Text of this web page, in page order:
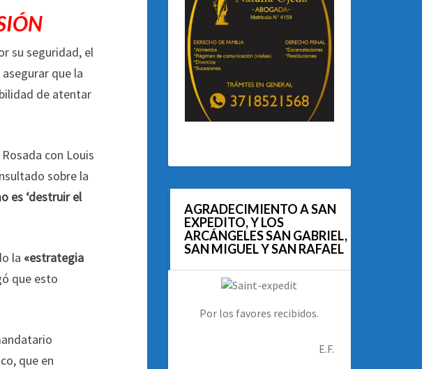
su seguridad, el
que la
de atentar
con Louis
sobre la
es ‘destruir el
la «estrategia
que esto
que en
AGRADECIMIENTO A SAN
EXPEDITO, Y LOS
ARCÁNGELES SAN GABRIEL,
SAN MIGUEL Y SAN RAFAEL
Por los favores recibidos.
E.F.